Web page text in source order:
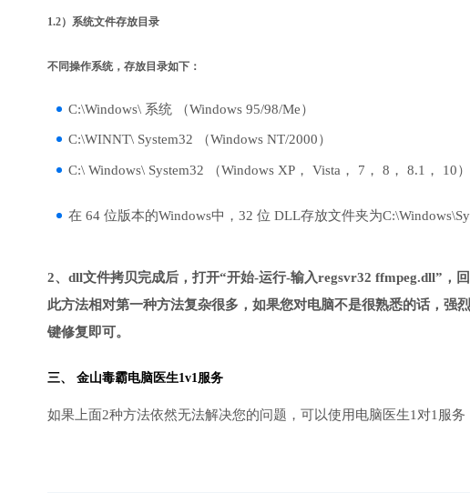
1.2）系统文件存放目录
不同操作系统，存放目录如下：
C:\Windows\ 系统 （Windows 95/98/Me）
C:\WINNT\ System32 （Windows NT/2000）
C:\ Windows\ System32 （Windows XP， Vista， 7， 8， 8.1， 10）
在 64 位版本的Windows中，32 位 DLL存放文件夹为
2、dll文件拷贝完成后，打开“开始-运行-输入regsvr32 ffmpeg.dll”，
此方法相对第一种方法复杂很多，如果您对电脑不是很熟悉的话，强
键修复即可。
三、 金山毒霸电脑医生1v1服务
如果上面2种方法依然无法解决您的问题，可以使用电脑医生1对1服